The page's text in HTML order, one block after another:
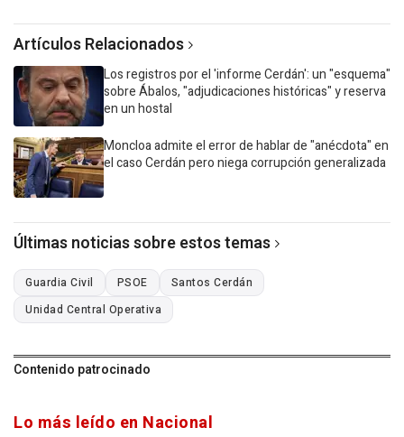
Artículos Relacionados
Los registros por el 'informe Cerdán': un "esquema"
sobre Ábalos, "adjudicaciones históricas" y reserva
en un hostal
Moncloa admite el error de hablar de "anécdota" en
el caso Cerdán pero niega corrupción generalizada
Últimas noticias sobre estos temas
Guardia Civil PSOE
Santos Cerdán
Unidad Central Operativa
Contenido patrocinado
Lo más leído en Nacional